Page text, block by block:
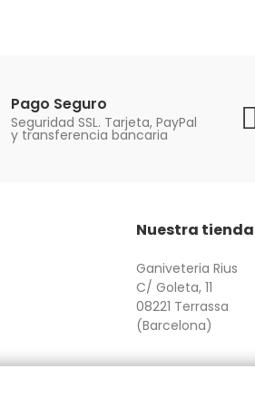
Pago Seguro
Seguridad SSL. Tarjeta, PayPal
y transferencia bancaria
Nuestra tienda
Ganiveteria Rius
C/ Goleta, 11
08221 Terrassa
(Barcelona)